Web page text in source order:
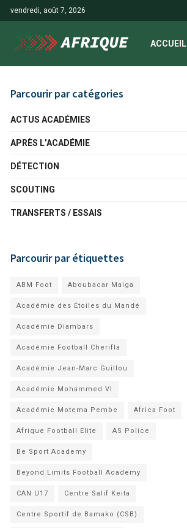
vendredi, août 7, 2026
ACCUEIL
Parcourir par catégories
ACTUS ACADÉMIES
APRÈS L’ACADÉMIE
DÉTECTION
SCOUTING
TRANSFERTS / ESSAIS
Parcourir par étiquettes
ABM Foot Aboubacar Maiga
Académie des Étoiles du Mandé
Académie Diambars
Académie Football Cherifla
Académie Jean-Marc Guillou
Académie Mohammed VI
Académie Motema Pembe Africa Foot
Afrique Football Elite AS Police
Be Sport Academy
Beyond Limits Football Academy
CAN U17 Centre Salif Keita
Centre Sportif de Bamako (CSB)